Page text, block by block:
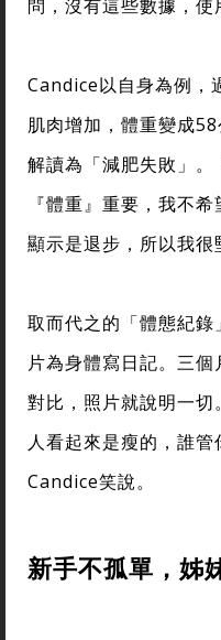
問，沒有這些數據，使
Candice以自身為例，
肌肉增加，體重變成
解讀為「減肥失敗」
『體重』重要，我不
顯示是退步，所以我很
取而代之的「體態紀
片為身體寫日記。三
對比，照片就說明一
人看起來是瘦的，誰管
Candice笑說。
新手不孤單，姊